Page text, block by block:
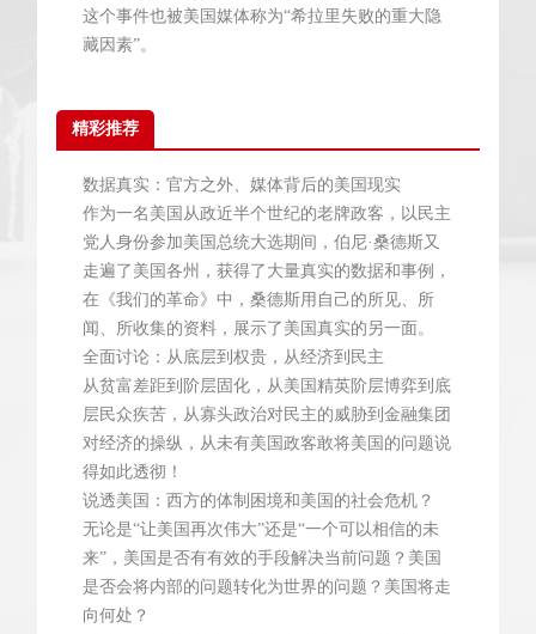
这个事件也被美国媒体称为“希拉里失败的重大隐
藏因素”。
精彩推荐
数据真实：官方之外、媒体背后的美国现实
作为一名美国从政近半个世纪的老牌政客，以民主
党人身份参加美国总统大选期间，伯尼·桑德斯又
走遍了美国各州，获得了大量真实的数据和事例，
在《我们的革命》中，桑德斯用自己的所见、所
闻、所收集的资料，展示了美国真实的另一面。
全面讨论：从底层到权贵，从经济到民主
从贫富差距到阶层固化，从美国精英阶层博弈到底
层民众疾苦，从寡头政治对民主的威胁到金融集团
对经济的操纵，从未有美国政客敢将美国的问题说
得如此透彻！
说透美国：西方的体制困境和美国的社会危机？
无论是“让美国再次伟大”还是“一个可以相信的未
来”，美国是否有有效的手段解决当前问题？美国
是否会将内部的问题转化为世界的问题？美国将走
向何处？